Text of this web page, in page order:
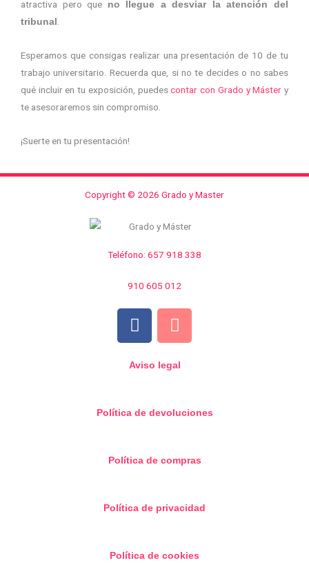
atractiva pero que no llegue a desviar la atención del
tribunal
Esperamos que consigas realizar una presentación de 10 de tu
trabajo universitario. Recuerda que, si no te decides o no sabes
qué incluir en tu exposición, puedescontar con Grado y Máster y
te asesoraremos sin compromiso.
¡Suerte en tu presentación!
Copyright © 2026 Grado y Master
Teléfono: 657 918 338
910 605 012
F
a
e
o
I
n
t
r
m
Aviso legal
Política de devoluciones
Política de compras
Política de privacidad
Política de cookies